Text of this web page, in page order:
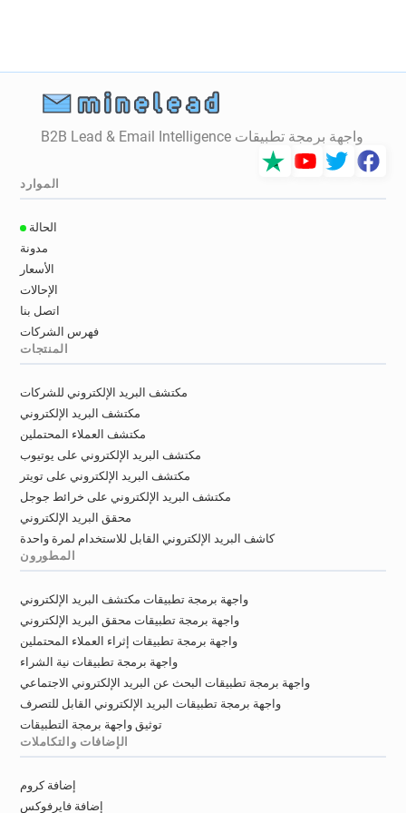
c******@sainsburysbank.co.uk
x*******@sainsburysbank.co.uk
n************@sainsburysbank.co.uk
واجهة برمجة تطبيقات B2B Lead & Email Intelligence
الموارد
الحالة
مدونة
الأسعار
الإحالات
اتصل بنا
فهرس الشركات
المنتجات
مكتشف البريد الإلكتروني للشركات
مكتشف البريد الإلكتروني
مكتشف العملاء المحتملين
مكتشف البريد الإلكتروني على يوتيوب
مكتشف البريد الإلكتروني على تويتر
مكتشف البريد الإلكتروني على خرائط جوجل
محقق البريد الإلكتروني
كاشف البريد الإلكتروني القابل للاستخدام لمرة واحدة
المطورون
واجهة برمجة تطبيقات مكتشف البريد الإلكتروني
واجهة برمجة تطبيقات محقق البريد الإلكتروني
واجهة برمجة تطبيقات إثراء العملاء المحتملين
واجهة برمجة تطبيقات نية الشراء
واجهة برمجة تطبيقات البحث عن البريد الإلكتروني الاجتماعي
واجهة برمجة تطبيقات البريد الإلكتروني القابل للتصرف
توثيق واجهة برمجة التطبيقات
الإضافات والتكاملات
إضافة كروم
إضافة فايرفوكس